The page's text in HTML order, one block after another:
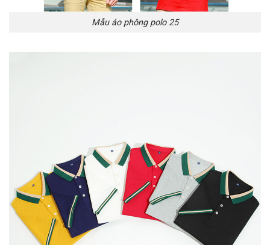
Mẫu áo phông polo 25